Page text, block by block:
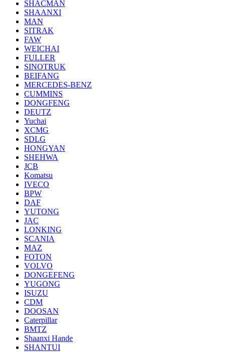
SHACMAN
SHAANXI
MAN
SITRAK
FAW
WEICHAI
FULLER
SINOTRUK
BEIFANG
MERCEDES-BENZ
CUMMINS
DONGFENG
DEUTZ
Yuchai
XCMG
SDLG
HONGYAN
SHEHWA
JCB
Komatsu
IVECO
BPW
DAF
YUTONG
JAC
LONKING
SCANIA
MAZ
FOTON
VOLVO
DONGEFENG
YUGONG
ISUZU
CDM
DOOSAN
Caterpillar
BMTZ
Shaanxi Hande
SHANTUI